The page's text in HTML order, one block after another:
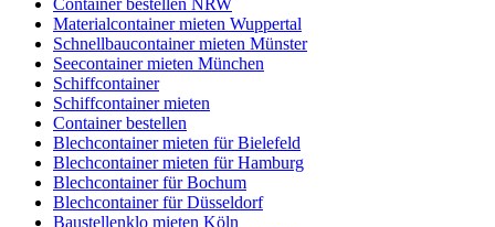
Container bestellen NRW
Materialcontainer mieten Wuppertal
Schnellbaucontainer mieten Münster
Seecontainer mieten München
Schiffcontainer
Schiffcontainer mieten
Container bestellen
Blechcontainer mieten für Bielefeld
Blechcontainer mieten für Hamburg
Blechcontainer für Bochum
Blechcontainer für Düsseldorf
Baustellenklo mieten Köln